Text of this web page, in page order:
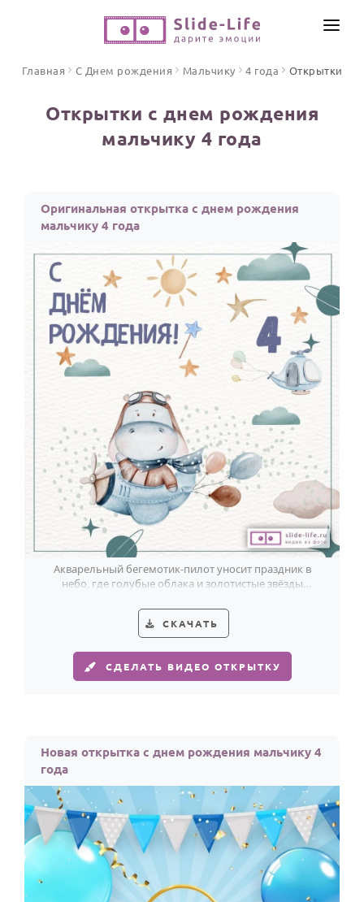
ПО ФОРМАТУ
Открытки
ПРАЗДНИКИ
С Днем рождения
Юбилей
Свадьба
Годовщина свадьбы
Календарь праздников
Женщине
Мужчине
Папе
Детям
Все родственники
ПЕРСОНАЛЬНЫЕ
Пожелания
ИНСТРУМЕНТЫ
ОТЗЫВЫ
Главная С Днем рождения Мальчику 4 года Открытки
Открытки с днем рождения
мальчику 4 года
Оригинальная открытка с днем рождения
мальчику 4 года
Акварельный бегемотик-пилот уносит праздник в
небо, где голубые облака и золотистые звёзды
СКАЧАТЬ
СДЕЛАТЬ ВИДЕО ОТКРЫТКУ
Новая открытка с днем рождения мальчику 4
года